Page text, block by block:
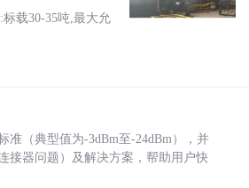
载30-35吨,最大允
（典型值为-3dBm至-24dBm），并
接器问题）及解决方案，帮助用户快